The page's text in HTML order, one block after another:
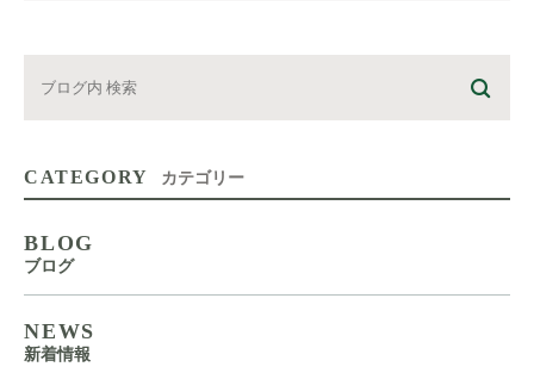
CATEGORY カテゴリー
BLOG
ブログ
NEWS
新着情報